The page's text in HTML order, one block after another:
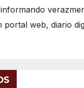
portal web, diario